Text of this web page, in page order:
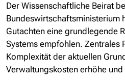
Der Wissenschaftliche Beirat
Bundeswirtschaftsministerium
Gutachten eine grundlegende
Systems empfohlen. Zentrales
Komplexität der aktuellen
Verwaltungskosten erhöhe